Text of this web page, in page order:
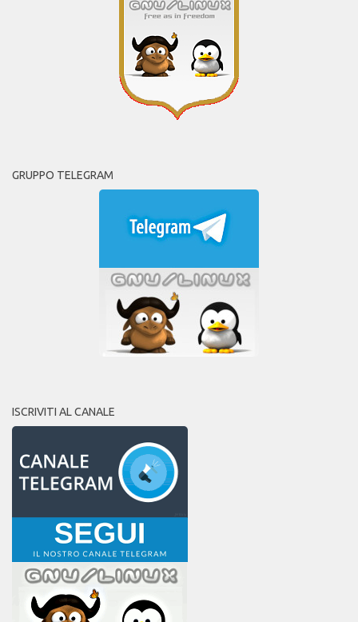
GRUPPO TELEGRAM
ISCRIVITI AL CANALE